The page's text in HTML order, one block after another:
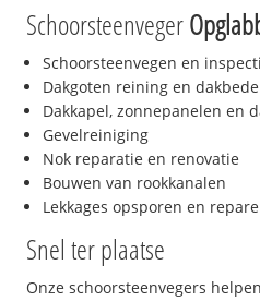
Schoorsteenveger
Schoorsteenvegen en
Dakgoten reining en
Dakkapel, zonnepanelen en
Gevelreiniging
Nok reparatie en renovatie
Bouwen van rookkanalen
Lekkages opsporen en
Snel ter plaatse
Onze schoorsteenvegers